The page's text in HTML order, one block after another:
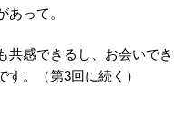
って。
共感できるし、お会いでき
。（第3回に続く）